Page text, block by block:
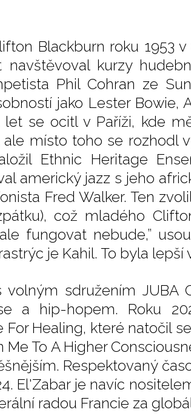
Blackburn roku 1953
kurzy
Phil Cohran ze
jako Lester Bowie,
let se ocitl v Paříži, kde
ale místo toho se rozhodl
Ethnic Heritage
americký jazz s jeho
Fred Walker. Ten
což mladého
fungovat nebude,”
je Kahil. To byla lepší
sdružením JUBA
a hip-hopem. Roku
Healing, které natočil
Me To A Higher
Respektovaný
El'Zabar je navíc
radou Francie za